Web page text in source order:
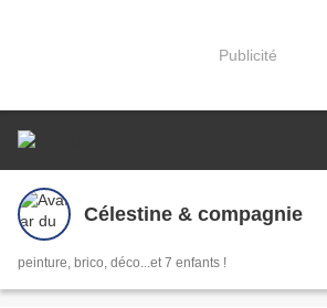
Publicité
Célestine & compagnie
peinture, brico, déco...et 7 enfants !